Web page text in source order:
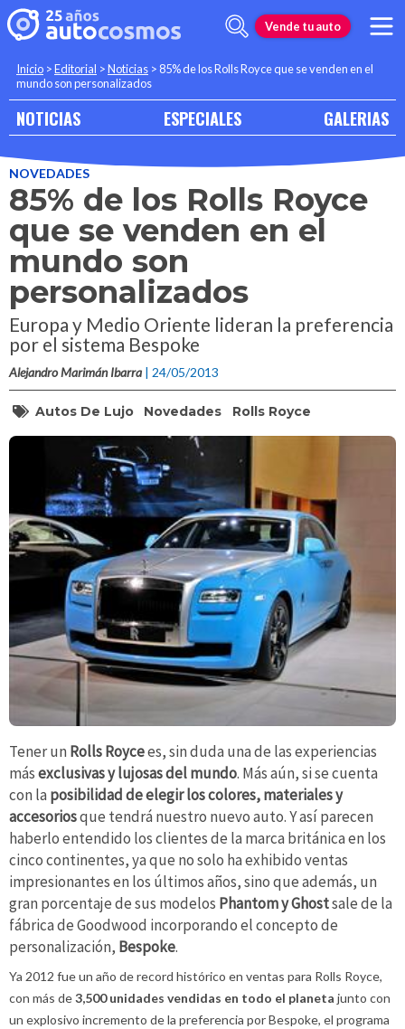
Vende tu auto
Inicio >Editorial >Noticias >85% de los Rolls Royce que se venden en el
mundo son personalizados
NOTICIAS ESPECIALES GALERIAS
NOVEDADES
85% de los Rolls Royce
que se venden en el
mundo son
personalizados
Europa y Medio Oriente lideran la preferencia
por el sistema Bespoke
Alejandro Marimán Ibarra | 24/05/2013
Autos De Lujo Novedades Rolls Royce
Tener un Rolls Roycees, sin duda una de las experiencias
másexclusivas y lujosas del mundo. Más aún, si se cuenta
con la posibilidad de elegir los colores, materiales y
accesoriosque tendrá nuestro nuevo auto. Y así parecen
haberlo entendido los clientes de la marca británica en los
cinco continentes, ya que no solo ha exhibido ventas
impresionantes en los últimos años, sino que además, un
gran porcentaje de sus modelos Phantom y Ghostsale de la
fábrica de Goodwood incorporando el concepto de
personalización, Bespoke.
Ya 2012 fue un año de record histórico en ventas para Rolls Royce,
con más de3,500 unidades vendidas en todo el planeta junto con
un explosivo incremento de la preferencia por Bespoke, el programa